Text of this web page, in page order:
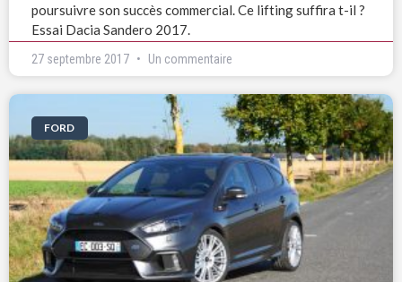
poursuivre son succès commercial. Ce lifting suffira t-il ?
Essai Dacia Sandero 2017.
27 septembre 2017 Un commentaire
FORD